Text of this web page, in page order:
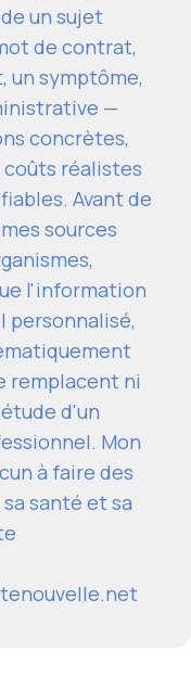
un sujet
de contrat,
un symptôme,
—
concrètes,
réalistes
Avant de
sources
l'information
personnalisé,
remplacent ni
d'un
Mon
à faire des
santé et sa